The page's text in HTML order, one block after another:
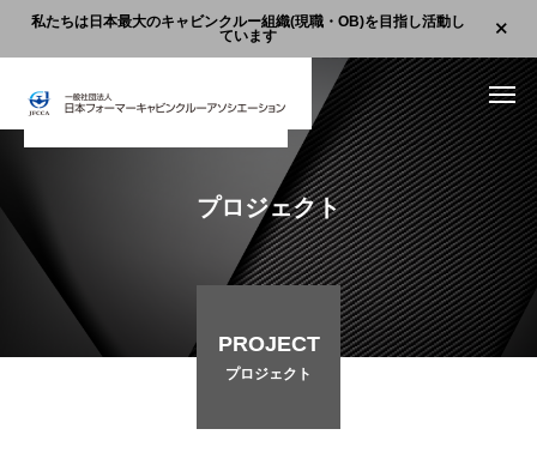
私たちは日本最大のキャビンクルー組織(現職・OB)を目指し活動し
ています
プロジェクト
PROJECT
プロジェクト